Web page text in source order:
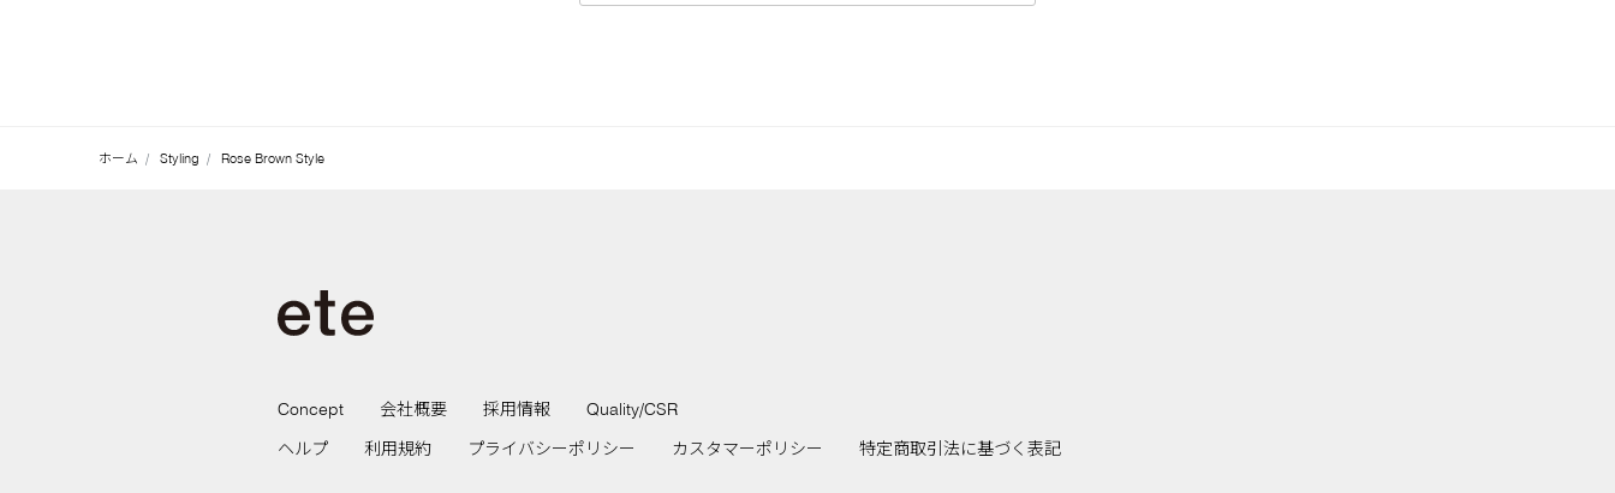
ホーム Styling Rose Brown Style
Concept 会社概要 採用情報
Quality/CSR
ヘルプ
利用規約 プライバシーポリシー カスタマーポリシー 特定商取引法に基づく表記